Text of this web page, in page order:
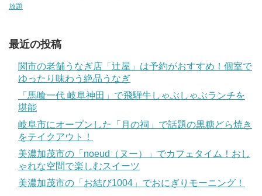
放題
最近の投稿
関市の老舗うなぎ店「辻屋」は予約がおすすめ！個室で
ゆったり味わう絶品うなぎ
「馬喰一代 岐阜神田」で飛騨牛しゃぶしゃぶランチを
堪能
岐阜市にオープンした「月の祠」で話題の黒糖どら焼き
をテイクアウト！
美濃加茂市の「noeud（ヌー）」でカフェタイム！おし
ゃれな空間で楽しむスイーツ
美濃加茂市の「お結び1004」でおにぎりモーニング！